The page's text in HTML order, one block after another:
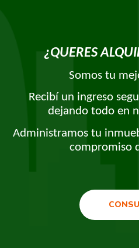
¿QUERES
Somos tu
Recibí un ingreso
dejando todo en
Administramos tu
compromiso